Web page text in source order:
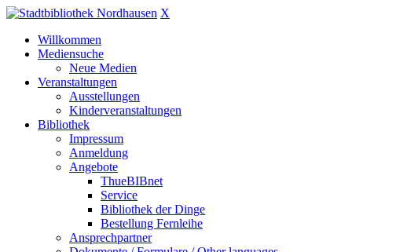
X
Willkommen
Mediensuche
Neue Medien
Veranstaltungen
Ausstellungen
Kinderveranstaltungen
Bibliothek
Impressum
Anmeldung
Angebote
ThueBIBnet
Service
Bibliothek der Dinge
Bestellung Fernleihe
Ansprechpartner